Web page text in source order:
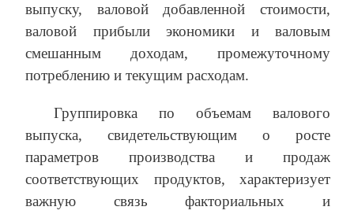
выпуску, валовой добавленной стоимости,
валовой прибыли экономики и валовым
смешанным доходам, промежуточному
потреблению и текущим расходам.
Группировка по объемам валового
выпуска, свидетельствующим о росте
параметров производства и продаж
соответствующих продуктов, характеризует
важную связь факториальных и